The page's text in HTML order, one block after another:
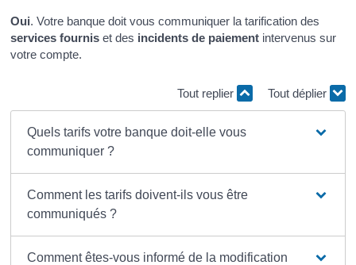
Oui. Votre banque doit vous communiquer la tarification des
services fournis et des incidents de paiement intervenus sur
votre compte.
Tout replier Tout déplier
Quels tarifs votre banque doit-elle vous
communiquer ?
Comment les tarifs doivent-ils vous être
communiqués ?
Comment êtes-vous informé de la modification